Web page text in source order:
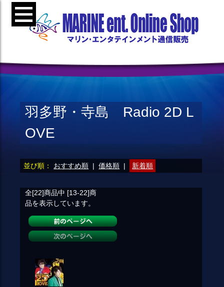
羽多野・寺島 Radio 2D L
OVE
並び順： おすすめ順 |価格順 | 新着順
全[22]商品中 [13-22]商
品を表示しています。